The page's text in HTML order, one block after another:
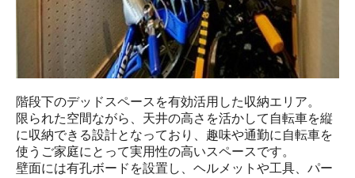
階段下のデッドスペースを有効活用した収納エリア。
限られた空間ながら、天井の高さを活かして自転車を縦
に収納できる設計となっており、趣味や通勤に自転車を
使うご家庭にとって実用性の高いスペースです。
壁面には有孔ボードを設置し、ヘルメットや工具、パー